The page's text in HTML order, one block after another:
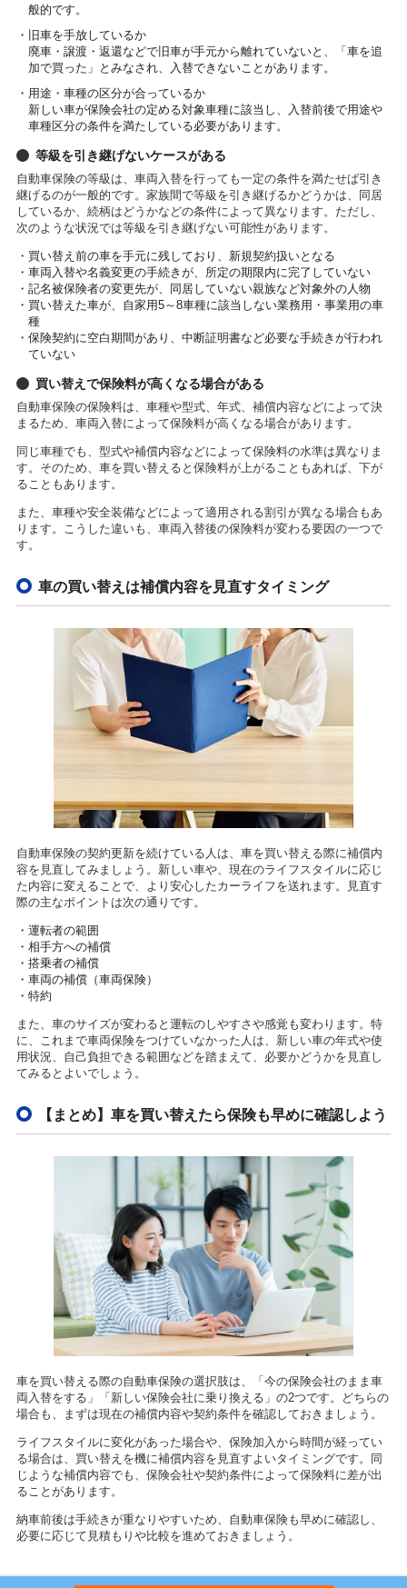
般的です。
・旧車を手放しているか
廃車・譲渡・返還などで旧車が手元から離れていないと、「車を追
加で買った」とみなされ、入替できないことがあります。
・用途・車種の区分が合っているか
新しい車が保険会社の定める対象車種に該当し、入替前後で用途や
車種区分の条件を満たしている必要があります。
等級を引き継げないケースがある
自動車保険の等級は、車両入替を行っても一定の条件を満たせば引き
継げるのが一般的です。家族間で等級を引き継げるかどうかは、同居
しているか、続柄はどうかなどの条件によって異なります。ただし、
次のような状況では等級を引き継げない可能性があります。
・買い替え前の車を手元に残しており、新規契約扱いとなる
・車両入替や名義変更の手続きが、所定の期限内に完了していない
・記名被保険者の変更先が、同居していない親族など対象外の人物
・買い替えた車が、自家用5～8車種に該当しない業務用・事業用の車
種
・保険契約に空白期間があり、中断証明書など必要な手続きが行われ
ていない
買い替えで保険料が高くなる場合がある
自動車保険の保険料は、車種や型式、年式、補償内容などによって決
まるため、車両入替によって保険料が高くなる場合があります。
同じ車種でも、型式や補償内容などによって保険料の水準は異なりま
す。そのため、車を買い替えると保険料が上がることもあれば、下が
ることもあります。
また、車種や安全装備などによって適用される割引が異なる場合もあ
ります。こうした違いも、車両入替後の保険料が変わる要因の一つで
す。
車の買い替えは補償内容を見直すタイミング
自動車保険の契約更新を続けている人は、車を買い替える際に補償内
容を見直してみましょう。新しい車や、現在のライフスタイルに応じ
た内容に変えることで、より安心したカーライフを送れます。見直す
際の主なポイントは次の通りです。
・運転者の範囲
・相手方への補償
・搭乗者の補償
・車両の補償（車両保険）
・特約
また、車のサイズが変わると運転のしやすさや感覚も変わります。特
に、これまで車両保険をつけていなかった人は、新しい車の年式や使
用状況、自己負担できる範囲などを踏まえて、必要かどうかを見直し
てみるとよいでしょう。
【まとめ】車を買い替えたら保険も早めに確認しよう
車を買い替える際の自動車保険の選択肢は、「今の保険会社のまま車
両入替をする」「新しい保険会社に乗り換える」の2つです。どちらの
場合も、まずは現在の補償内容や契約条件を確認しておきましょう。
ライフスタイルに変化があった場合や、保険加入から時間が経ってい
る場合は、買い替えを機に補償内容を見直すよいタイミングです。同
じような補償内容でも、保険会社や契約条件によって保険料に差が出
ることがあります。
納車前後は手続きが重なりやすいため、自動車保険も早めに確認し、
必要に応じて見積もりや比較を進めておきましょう。